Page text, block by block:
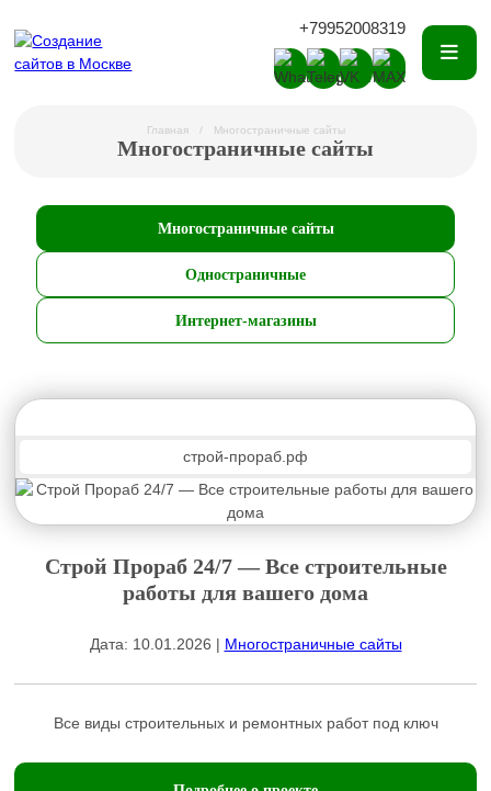
+79952008319
Главная Многостраничные сайты
Многостраничные сайты
Многостраничные сайты
Одностраничные
Интернет-магазины
строй-прораб.рф
Строй Прораб 24/7 — Все строительные
работы для вашего дома
Дата: 10.01.2026 | Многостраничные сайты
Все виды строительных и ремонтных работ под ключ